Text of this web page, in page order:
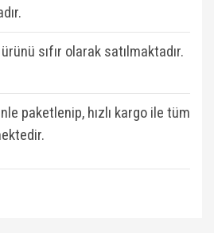
ürünü sıfır olarak satılmaktadır.
paketlenip, hızlı kargo ile tüm